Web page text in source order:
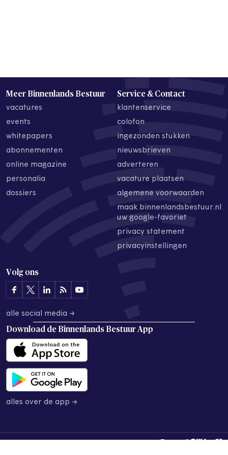
Meer Binnenlands Bestuur
vacatures
events
whitepapers
abonnementen
online magazine
personalia
dossiers
Service & Contact
klantenservice
colofon
ingezonden stukken
nieuwsbrieven
adverteren
vacature plaatsen
algemene voorwaarden
maak binnenlandsbestuur.nl
uw google-favoriet
privacy statement
privacyinstellingen
Volg ons
alle social media →
Download de Binnenlands Bestuur App
alles over de app →